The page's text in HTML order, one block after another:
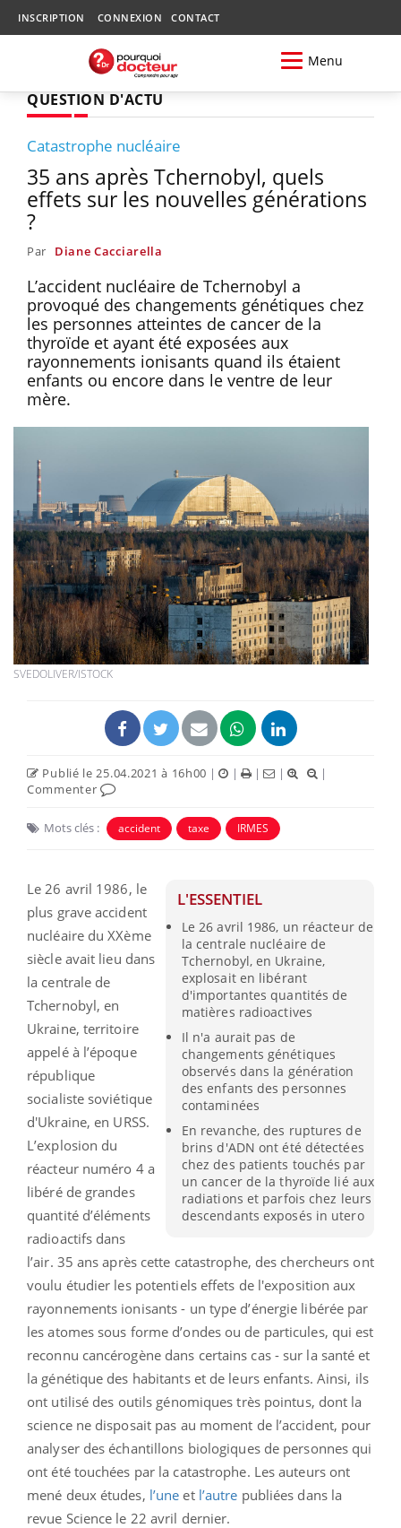
INSCRIPTION CONNEXION CONTACT
Menu
QUESTION D'ACTU
Catastrophe nucléaire
35 ans après Tchernobyl, quels
effets sur les nouvelles générations
?
Par Diane Cacciarella
L’accident nucléaire de Tchernobyl a
provoqué des changements génétiques chez
les personnes atteintes de cancer de la
thyroïde et ayant été exposées aux
rayonnements ionisants quand ils étaient
enfants ou encore dans le ventre de leur
mère.
SVEDOLIVER/ISTOCK
Publié le 25.04.2021 à 16h00 | | | |
|
Commenter
Mots clés : accident taxe IRMES
L'ESSENTIEL
Le 26 avril 1986, un réacteur de
la centrale nucléaire de
Tchernobyl, en Ukraine,
explosait en libérant
d'importantes quantités de
matières radioactives
Il n'a aurait pas de
changements génétiques
observés dans la génération
des enfants des personnes
contaminées
En revanche, des ruptures de
brins d'ADN ont été détectées
chez des patients touchés par
un cancer de la thyroïde lié aux
radiations et parfois chez leurs
descendants exposés in utero
Le 26 avril 1986, le
plus grave accident
nucléaire du XXème
siècle avait lieu dans
la centrale de
Tchernobyl, en
Ukraine, territoire
appelé à l’époque
république
socialiste soviétique
d'Ukraine, en URSS.
L’explosion du
réacteur numéro 4 a
libéré de grandes
quantité d’éléments
radioactifs dans
l’air. 35 ans après cette catastrophe, des chercheurs ont
voulu étudier les potentiels effets de l'exposition aux
rayonnements ionisants - un type d’énergie libérée par
les atomes sous forme d’ondes ou de particules, qui est
reconnu cancérogène dans certains cas - sur la santé et
la génétique des habitants et de leurs enfants. Ainsi, ils
ont utilisé des outils génomiques très pointus, dont la
science ne disposait pas au moment de l’accident, pour
analyser des échantillons biologiques de personnes qui
ont été touchées par la catastrophe. Les auteurs ont
mené deux études, l’une et l’autre publiées dans la
revue Science le 22 avril dernier.